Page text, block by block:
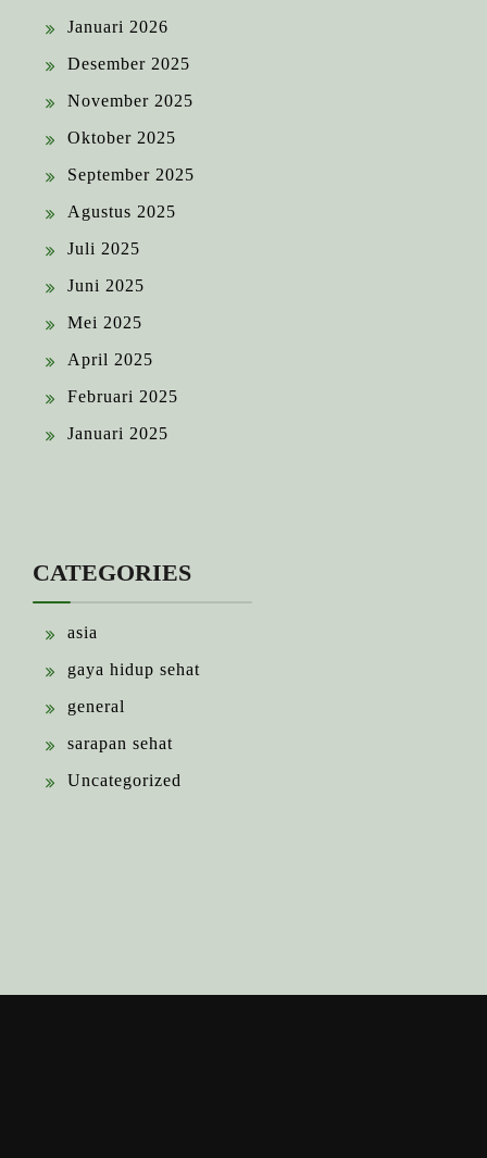
Januari 2026
Desember 2025
November 2025
Oktober 2025
September 2025
Agustus 2025
Juli 2025
Juni 2025
Mei 2025
April 2025
Februari 2025
Januari 2025
CATEGORIES
asia
gaya hidup sehat
general
sarapan sehat
Uncategorized